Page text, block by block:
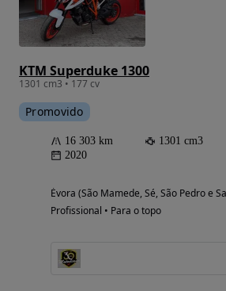
KTM Superduke 1300
1301 cm3 • 177 cv
Promovido
16 303 km 1301 cm3
2020
Évora (São Mamede, Sé, São Pedro e
Profissional • Para o topo